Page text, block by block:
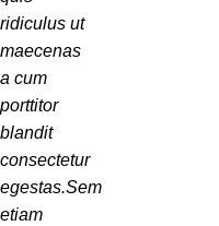
ridiculus ut
maecenas
a cum
porttitor
blandit
consectetur
egestas.Sem
etiam